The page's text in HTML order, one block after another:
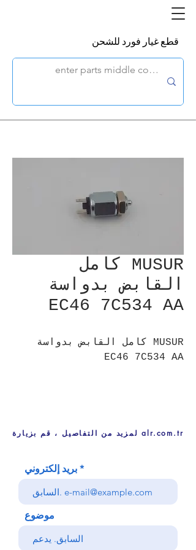
قطع غيار فورد للشحن
MUSUR كامل
القابض بدواسة
EC46 7C534 AA
MUSUR كامل القابض بدواسة
EC46 7C534 AA
لمزيد من التفاصيل ، قم بزيارة alr.com.tr
بريد إلكتروني
موضوع